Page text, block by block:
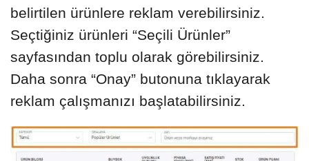
belirtilen ürünlere reklam verebilirsiniz.
Seçtiğiniz ürünleri “Seçili Ürünler”
sayfasından toplu olarak görebilirsiniz.
Daha sonra “Onay” butonuna tıklayarak
reklam çalışmanızı başlatabilirsiniz.